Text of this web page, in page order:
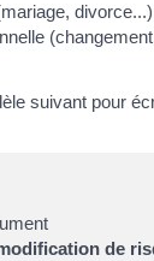
divorce...)
suivant pour
de